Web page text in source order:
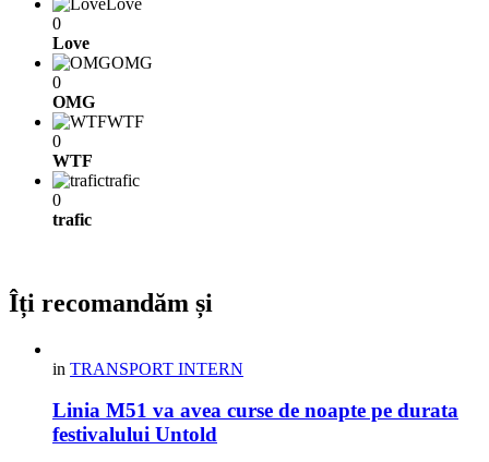
0
Love
OMG
0
OMG
WTF
0
WTF
trafic
0
trafic
Îți recomandăm și
in TRANSPORT INTERN
Linia M51 va avea curse de noapte pe durata
festivalului Untold